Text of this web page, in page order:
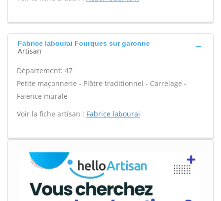
Fabrice labourai Fourques sur garonne
Artisan
Département: 47
Petite maçonnerie - Plâtre traditionnel - Carrelage -
Faïence murale -
Voir la fiche artisan : Fabrice labourai